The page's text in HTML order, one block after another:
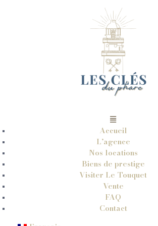
Accueil
L’agence
Nos locations
Biens de prestige
Visiter Le Touquet
Vente
FAQ
Contact